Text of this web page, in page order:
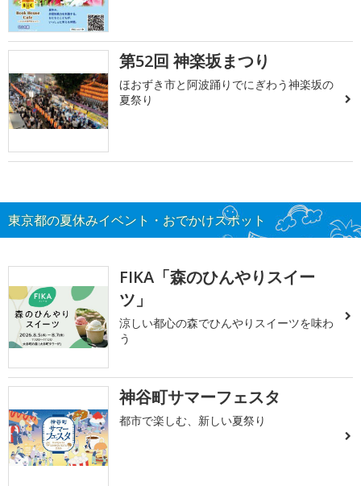
第52回 神楽坂まつり
ほおずき市と阿波踊りでにぎわう神楽坂の
夏祭り
東京都の夏休みイベント・おでかけスポット
FIKA「森のひんやりスイー
ツ」
涼しい都心の森でひんやりスイーツを味わ
う
神谷町サマーフェスタ
都市で楽しむ、新しい夏祭り